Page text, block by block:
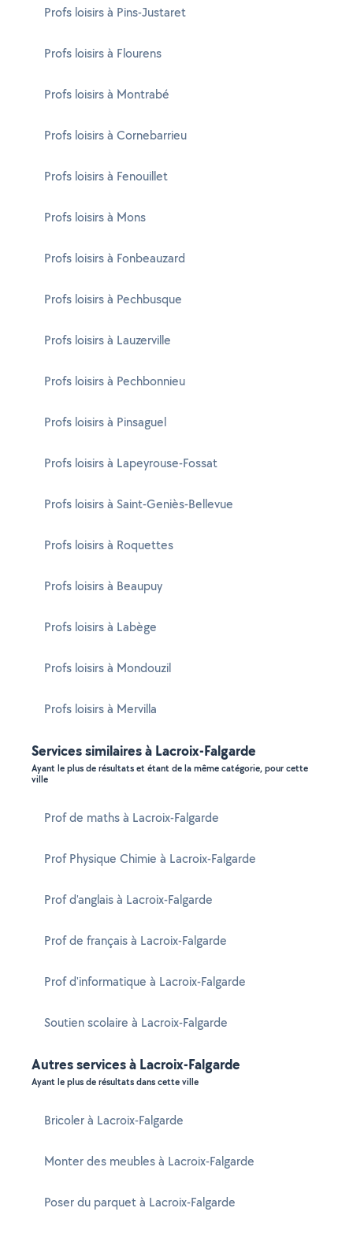
Profs loisirs à Pins-Justaret
Profs loisirs à Flourens
Profs loisirs à Montrabé
Profs loisirs à Cornebarrieu
Profs loisirs à Fenouillet
Profs loisirs à Mons
Profs loisirs à Fonbeauzard
Profs loisirs à Pechbusque
Profs loisirs à Lauzerville
Profs loisirs à Pechbonnieu
Profs loisirs à Pinsaguel
Profs loisirs à Lapeyrouse-Fossat
Profs loisirs à Saint-Geniès-Bellevue
Profs loisirs à Roquettes
Profs loisirs à Beaupuy
Profs loisirs à Labège
Profs loisirs à Mondouzil
Profs loisirs à Mervilla
Services similaires à Lacroix-Falgarde
Ayant le plus de résultats et étant de la même catégorie, pour cette
ville
Prof de maths à Lacroix-Falgarde
Prof Physique Chimie à Lacroix-Falgarde
Prof d'anglais à Lacroix-Falgarde
Prof de français à Lacroix-Falgarde
Prof d'informatique à Lacroix-Falgarde
Soutien scolaire à Lacroix-Falgarde
Autres services à Lacroix-Falgarde
Ayant le plus de résultats dans cette ville
Bricoler à Lacroix-Falgarde
Monter des meubles à Lacroix-Falgarde
Poser du parquet à Lacroix-Falgarde